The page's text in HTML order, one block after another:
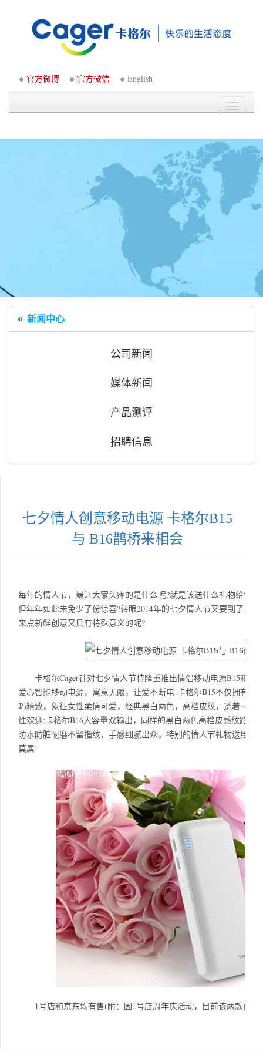
官方微博 官方微信 English
Toggle
新闻中心
公司新闻
媒体新闻
产品测评
招聘信息
七夕情人创意移动电源 卡格尔B15
与 B16鹊桥来相会
每年的情人节，最让大家头疼的是什么呢?就是该送什么礼物给情
但年年如此未免少了份惊喜?转眼2014年的七夕情人节又要到了，
来点新鲜创意又具有特殊意义的呢?
卡格尔Cager针对七夕情人节特隆重推出情侣移动电源B15和
爱心智能移动电源，寓意无限，让爱不断电!卡格尔B15不仅拥有
巧精致，象征女性柔情可爱，经典黑白两色，高档皮纹，透着一股
性欢迎;卡格尔B16大容量双输出，同样的黑白两色高档皮感纹路，
防水防脏耐磨不留指纹，手感细腻出众。特别的情人节礼物送给最
莫属!
1号店和京东均有售(附：因1号店周年庆活动，目前该两款价格